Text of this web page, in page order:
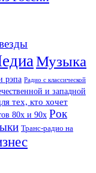
Музыка
рэпа Радио с классической
и западной
тех, кто хочет
80х и 90х Рок
Транс-радио на